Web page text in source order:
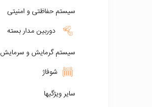
سیستم حفاظتی و امنیتی
دوربین مدار بسته
سیستم گرمایش و سرمایش
شوفاژ
سایر ویژگیها